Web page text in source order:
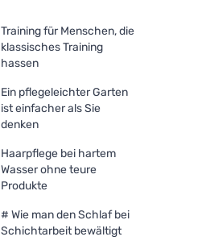
Training für Menschen, die
klassisches Training
hassen
Ein pflegeleichter Garten
ist einfacher als Sie
denken
Haarpflege bei hartem
Wasser ohne teure
Produkte
# Wie man den Schlaf bei
Schichtarbeit bewältigt